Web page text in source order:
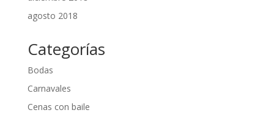
agosto 2018
Categorías
Bodas
Carnavales
Cenas con baile